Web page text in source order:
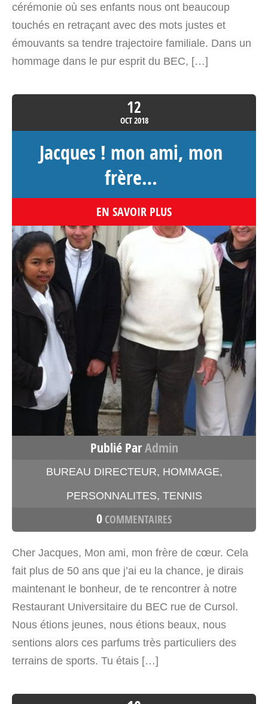
cérémonie où ses enfants nous ont beaucoup
touchés en retraçant avec des mots justes et
émouvants sa tendre trajectoire familiale. Dans un
hommage dans le pur esprit du BEC, […]
12
OCT2018
Jacques ! mon ami, mon
frère…
EN SAVOIR PLUS
Publié ParAdmin
BUREAU DIRECTEUR, HOMMAGE,
PERSONNALITES, TENNIS
0 COMMENTAIRES
Cher Jacques, Mon ami, mon frère de cœur. Cela
fait plus de 50 ans que j’ai eu la chance, je dirais
maintenant le bonheur, de te rencontrer à notre
Restaurant Universitaire du BEC rue de Cursol.
Nous étions jeunes, nous étions beaux, nous
sentions alors ces parfums très particuliers des
terrains de sports. Tu étais […]